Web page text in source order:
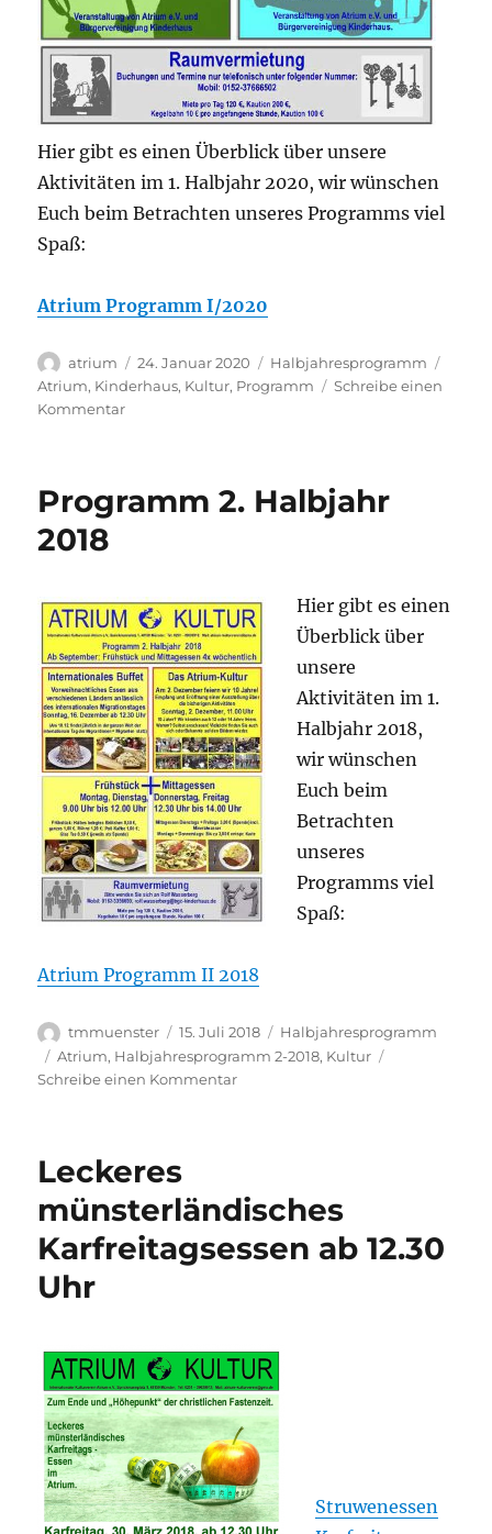
Hier gibt es einen Überblick über unsere
Aktivitäten im 1. Halbjahr 2020, wir wünschen
Euch beim Betrachten unseres Programms viel
Spaß:
Atrium Programm I/2020
Autor
atrium
Veröffentlicht
am
24. Januar 2020 Kategorien
Halbjahresprogramm
Atrium, Kinderhaus, Kultur, Programm
Schreibe einen
Kommentarzu
2020
Programm 2. Halbjahr
2018
Hier gibt es einen
Überblick über
unsere
Aktivitäten im 1.
Halbjahr 2018,
wir wünschen
Euch beim
Betrachten
unseres
Programms viel
Spaß:
Atrium Programm II 2018
Autor
tmmuenster
Veröffentlicht
am
15. Juli 2018 Kategorien
Halbjahresprogramm
Schlagwörter
Atrium, Halbjahresprogramm 2-2018, Kultur
Schreibe einen Kommentarzu
Leckeres
münsterländisches
Karfreitagsessen ab 12.30
Uhr
Struwenessen